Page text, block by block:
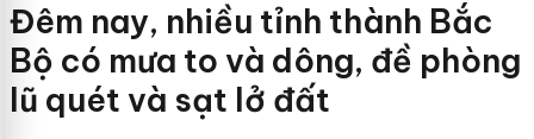
Đêm nay, nhiều tỉnh thành Bắc
Bộ có mưa to và dông, đề phòng
lũ quét và sạt lở đất